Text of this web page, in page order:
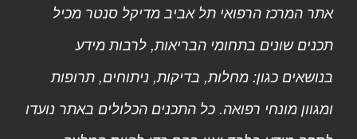
אתר המרכז הרפואי תל אביב מדיקל סנטר מכיל
תכנים שונים בתחומי הבריאות, לרבות מידע
בנושאים כגון: מחלות, בדיקות, ניתוחים, תרופות
ומגוון מונחי רפואה. כל התכנים הכלולים באתר נועדו